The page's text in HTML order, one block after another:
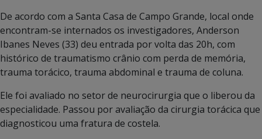
De acordo com a Santa Casa de Campo Grande, local onde
encontram-se internados os investigadores, Anderson
Ibanes Neves (33) deu entrada por volta das 20h, com
histórico de traumatismo crânio com perda de memória,
trauma torácico, trauma abdominal e trauma de coluna.
Ele foi avaliado no setor de neurocirurgia que o liberou da
especialidade. Passou por avaliação da cirurgia torácica que
diagnosticou uma fratura de costela.